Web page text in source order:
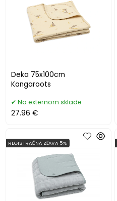
Deka 75x100cm
Kangaroots
Na externom sklade
27.96 €
REGISTRAČNÁ ZĽAVA 5%